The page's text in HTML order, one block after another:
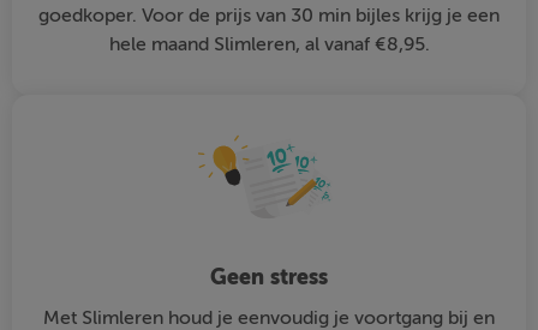
goedkoper. Voor de prijs van 30 min bijles krijg je een
hele maand Slimleren, al vanaf €8,95.
Geen stress
Met Slimleren houd je eenvoudig je voortgang bij en